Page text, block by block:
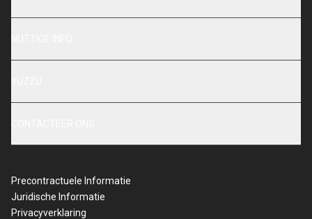
Precontractuele Informatie
Juridische Informatie
Privacyverklaring